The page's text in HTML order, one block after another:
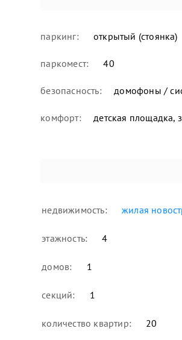
паркинг: открытый (стоянка)
паркомест: 40
безопасность: домофоны /
комфорт: детская площадка,
недвижимость: жилая
этажность: 4
домов: 1
секций: 1
количество квартир: 20